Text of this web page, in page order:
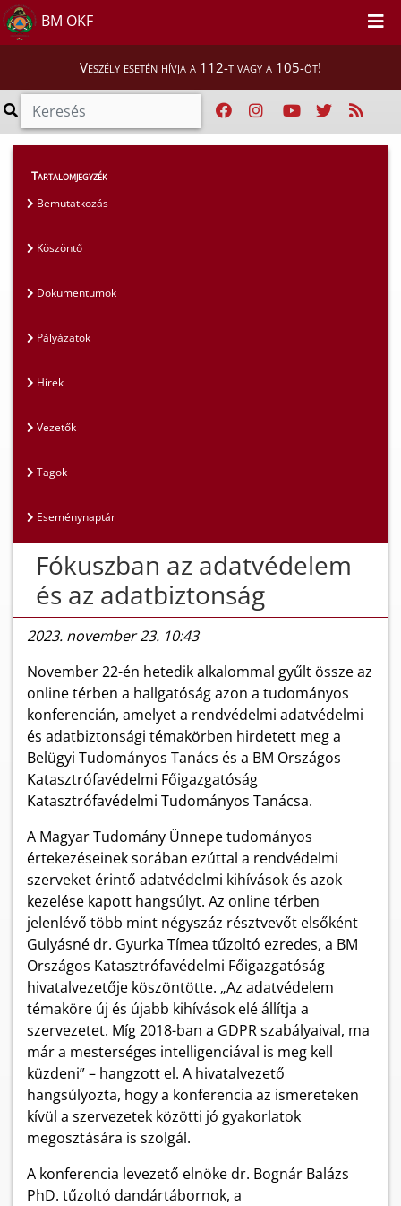
BM OKF
Veszély esetén hívja a 112-t vagy a 105-öt!
Magunkról
Tartalomjegyzék
Bemutatkozás
Köszöntő
Dokumentumok
Pályázatok
Hírek
Vezetők
Tagok
Eseménynaptár
Fókuszban az adatvédelem
és az adatbiztonság
2023. november 23. 10:43
November 22-én hetedik alkalommal gyűlt össze az
online térben a hallgatóság azon a tudományos
konferencián, amelyet a rendvédelmi adatvédelmi
és adatbiztonsági témakörben hirdetett meg a
Belügyi Tudományos Tanács és a BM Országos
Katasztrófavédelmi Főigazgatóság
Katasztrófavédelmi Tudományos Tanácsa.
A Magyar Tudomány Ünnepe tudományos
értekezéseinek sorában ezúttal a rendvédelmi
szerveket érintő adatvédelmi kihívások és azok
kezelése kapott hangsúlyt. Az online térben
jelenlévő több mint négyszáz résztvevőt elsőként
Gulyásné dr. Gyurka Tímea tűzoltó ezredes, a BM
Országos Katasztrófavédelmi Főigazgatóság
hivatalvezetője köszöntötte. „Az adatvédelem
témaköre új és újabb kihívások elé állítja a
szervezetet. Míg 2018-ban a GDPR szabályaival, ma
már a mesterséges intelligenciával is meg kell
küzdeni” – hangzott el. A hivatalvezető
hangsúlyozta, hogy a konferencia az ismereteken
kívül a szervezetek közötti jó gyakorlatok
megosztására is szolgál.
A konferencia levezető elnöke dr. Bognár Balázs
PhD. tűzoltó dandártábornok, a